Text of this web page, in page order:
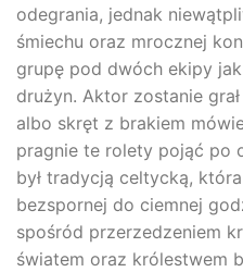
odegrania, jednak
śmiechu oraz mrocznej
grupę pod dwóch ekipy
drużyn. Aktor zostanie
albo skręt z brakiem
pragnie te rolety pojąć po
był tradycją celtycką,
bezspornej do ciemnej
spośród przerzedzeniem
światem oraz królestwem